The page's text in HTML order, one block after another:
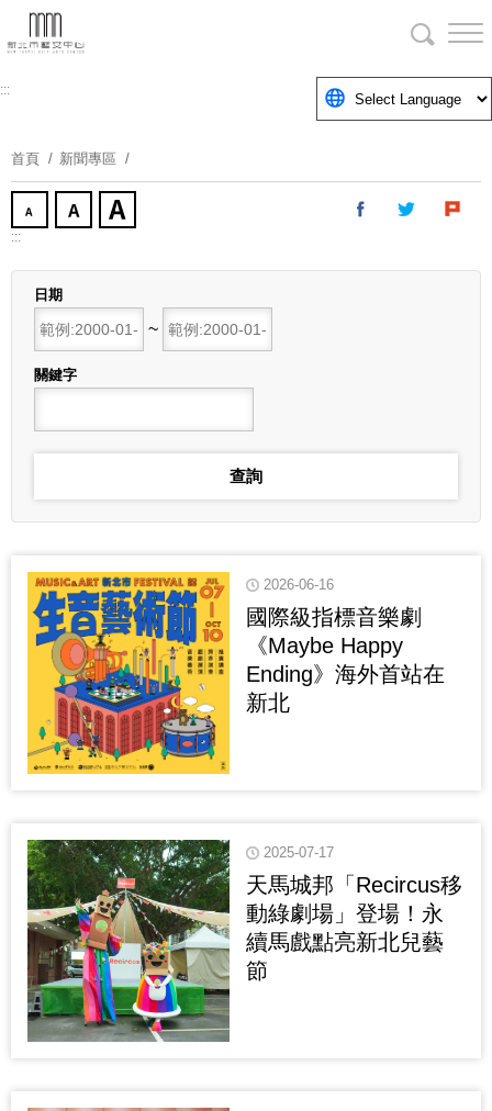
到
要
塊
:::
首頁 新聞專區
:::
日期
開始日期
~
結束日期
關鍵字
2026-06-16
國際級指標音樂劇
《Maybe Happy
Ending》海外首站在
新北
2025-07-17
天馬城邦「Recircus移
動綠劇場」登場！永
續馬戲點亮新北兒藝
節